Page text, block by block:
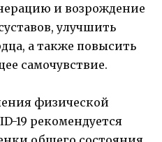
и возрождение
улучшить
а также повысить
самочувствие.
физической
19 рекомендуется